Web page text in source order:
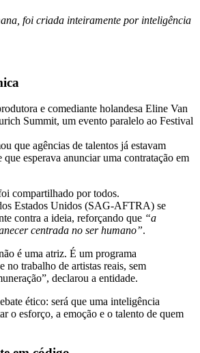
foi criada inteiramente por inteligência
e comediante holandesa Eline Van
Summit, um evento paralelo ao Festival
que agências de talentos já estavam
que esperava anunciar uma contratação em
compartilhado por todos.
Estados Unidos (SAG-AFTRA) se
contra a ideia, reforçando que “a
centrada no ser humano”.
é uma atriz. É um programa
no trabalho de artistas reais, sem
declarou a entidade.
ético: será que uma inteligência
o esforço, a emoção e o talento de quem